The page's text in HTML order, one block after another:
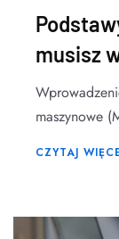
musisz
maszynowe
CZYTAJ